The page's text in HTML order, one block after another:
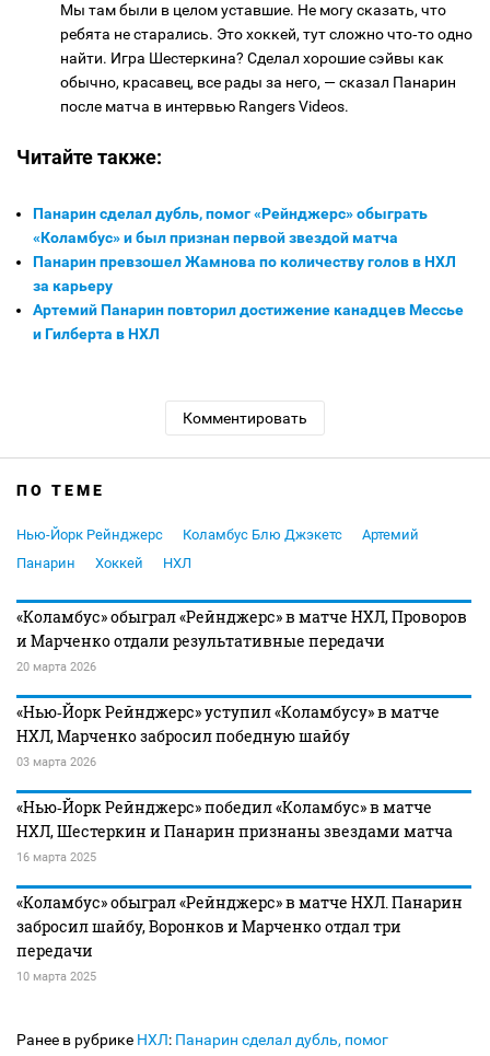
Мы там были в целом уставшие. Не могу сказать, что
ребята не старались. Это хоккей, тут сложно что‑то одно
найти. Игра Шестеркина? Сделал хорошие сэйвы как
обычно, красавец, все рады за него, — сказал Панарин
после матча в интервью Rangers Videos.
Читайте также:
Панарин сделал дубль, помог «Рейнджерс» обыграть
«Коламбус» и был признан первой звездой матча
Панарин превзошел Жамнова по количеству голов в НХЛ
за карьеру
Артемий Панарин повторил достижение канадцев Мессье
и Гилберта в НХЛ
Комментировать
ПО ТЕМЕ
Нью-Йорк Рейнджерс Коламбус Блю Джэкетс
Артемий
Панарин
Хоккей НХЛ
«Коламбус» обыграл «Рейнджерс» в матче НХЛ, Проворов
и Марченко отдали результативные передачи
20 марта 2026
«Нью‑Йорк Рейнджерс» уступил «Коламбусу» в матче
НХЛ, Марченко забросил победную шайбу
03 марта 2026
«Нью‑Йорк Рейнджерс» победил «Коламбус» в матче
НХЛ, Шестеркин и Панарин признаны звездами матча
16 марта 2025
«Коламбус» обыграл «Рейнджерс» в матче НХЛ. Панарин
забросил шайбу, Воронков и Марченко отдал три
передачи
10 марта 2025
Ранее в рубрике НХЛ: Панарин сделал дубль, помог